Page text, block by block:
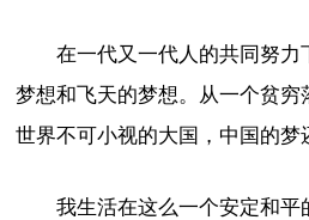
在一代又一代人的共同努力
梦想和飞天的梦想。从一个贫穷
世界不可小视的大国，中国的梦
我生活在这么一个安定和